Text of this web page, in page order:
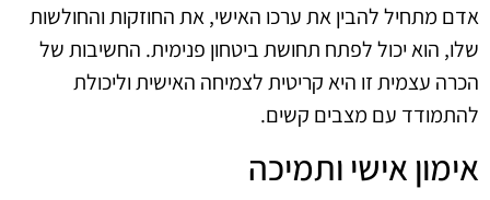
אדם מתחיל להבין את ערכו האישי, את החוזקות והחולשות
שלו, הוא יכול לפתח תחושת ביטחון פנימית. החשיבות של
הכרה עצמית זו היא קריטית לצמיחה האישית וליכולת
להתמודד עם מצבים קשים.
אימון אישי ותמיכה